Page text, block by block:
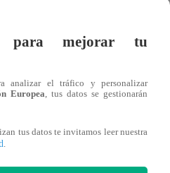
le aseguró a su exnovia
pero sí coméntale a
para mejorar tu
analizar el tráfico y personalizar
Europea , tus datos se gestionarán
tus datos te invitamos leer nuestra